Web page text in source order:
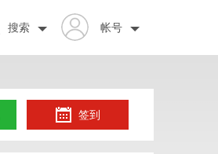
帐号
搜索
签到